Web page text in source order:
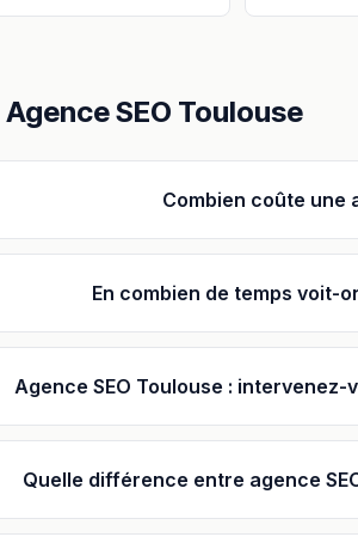
Agence SEO Toulouse
Combien coûte une
En combien de temps voit-
Agence SEO Toulouse :
Quelle différence entre agence